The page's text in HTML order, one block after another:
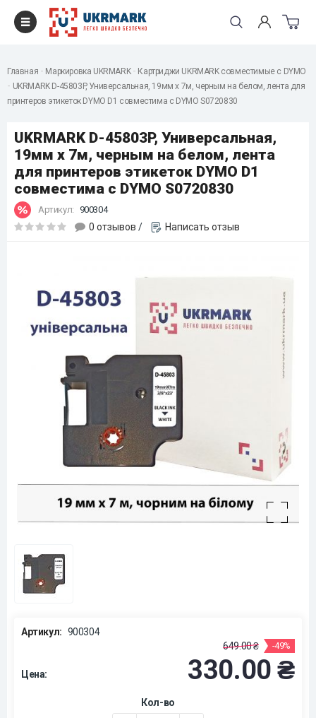
Главная Маркировка UKRMARK
Картриджи UKRMARK совместимые с DYMO
UKRMARK D-45803P, Универсальная, 19мм х 7м, черным на белом, лента для
принтеров этикеток DYMO D1 совместима с DYMO S0720830
UKRMARK D-45803P, Универсальная,
19мм х 7м, черным на белом, лента
для принтеров этикеток DYMO D1
совместима с DYMO S0720830
Артикул: 900304
0 отзывов / Написать отзыв
Артикул: 900304
Цена:
649.00 ₴ -49%
330.00 ₴
Кол-во